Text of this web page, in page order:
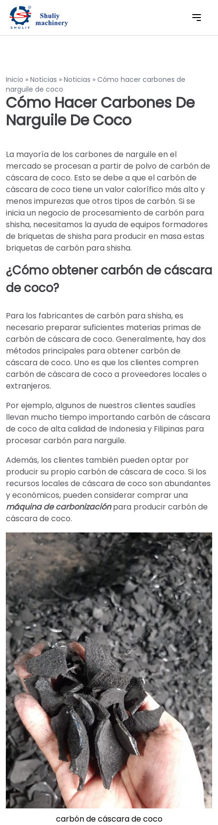
Inicio » Noticias » Noticias » Cómo hacer carbones de
narguile de coco
Cómo Hacer Carbones De
Narguile De Coco
La mayoría de los carbones de narguile en el
mercado se procesan a partir de polvo de carbón de
cáscara de coco. Esto se debe a que el carbón de
cáscara de coco tiene un valor calorífico más alto y
menos impurezas que otros tipos de carbón. Si se
inicia un negocio de procesamiento de carbón para
shisha, necesitamos la ayuda de equipos formadores
de briquetas de shisha para producir en masa estas
briquetas de carbón para shisha.
¿Cómo obtener carbón de cáscara
de coco?
Para los fabricantes de carbón para shisha, es
necesario preparar suficientes materias primas de
carbón de cáscara de coco. Generalmente, hay dos
métodos principales para obtener carbón de
cáscara de coco. Uno es que los clientes compren
carbón de cáscara de coco a proveedores locales o
extranjeros.
Por ejemplo, algunos de nuestros clientes saudíes
llevan mucho tiempo importando carbón de cáscara
de coco de alta calidad de Indonesia y Filipinas para
procesar carbón para narguile.
Además, los clientes también pueden optar por
producir su propio carbón de cáscara de coco. Si los
recursos locales de cáscara de coco son abundantes
y económicos, pueden considerar comprar una
máquina de carbonizaciónpara producir carbón de
cáscara de coco.
carbón de cáscara de coco